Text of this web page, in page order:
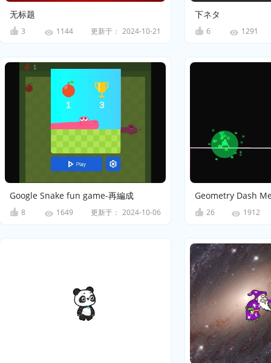
无标题
3 1144 更新于： 2024-10-21
下ネタ
6 1291
Google Snake fun game-再編成
8 1649 更新于： 2024-10-06
Geometry Dash
26 1912